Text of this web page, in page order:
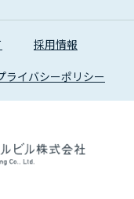
採用情報
ライバシーポリシー